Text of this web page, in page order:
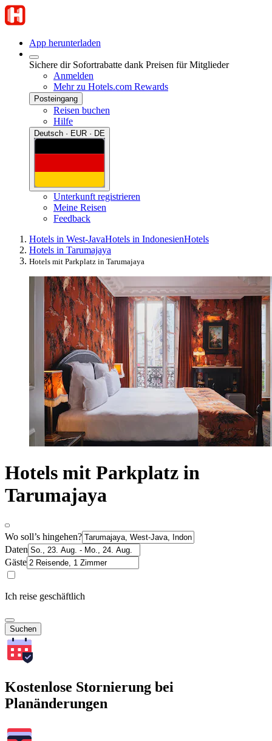
App herunterladen
Sichere dir Sofortrabatte dank Preisen für Mitglieder
Anmelden
Mehr zu Hotels.com Rewards
Posteingang
Reisen buchen
Hilfe
Deutsch · EUR · DE
Unterkunft registrieren
Meine Reisen
Feedback
Hotels in West-JavaHotels in IndonesienHotels
Hotels in Tarumajaya
Hotels mit Parkplatz in Tarumajaya
Hotels mit Parkplatz in
Tarumajaya
Wo soll’s hingehen?
Daten
Gäste
Ich reise geschäftlich
Suchen
Kostenlose Stornierung bei
Planänderungen